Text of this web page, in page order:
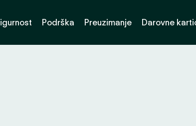
Podrška Preuzimanje Darovne